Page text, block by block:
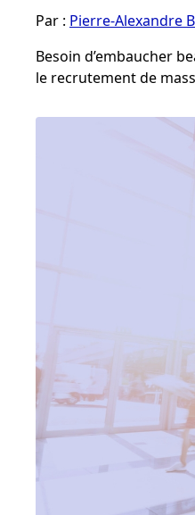
Par : Pierre-Alexandre
Besoin d’embaucher
le recrutement de